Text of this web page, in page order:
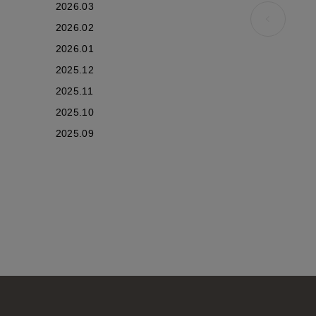
2026.03
2026.02
2026.01
2025.12
2025.11
2025.10
2025.09